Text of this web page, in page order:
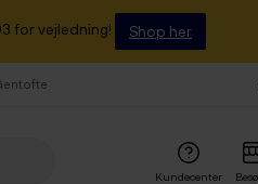
for vejledning! Shop her
Kundecenter